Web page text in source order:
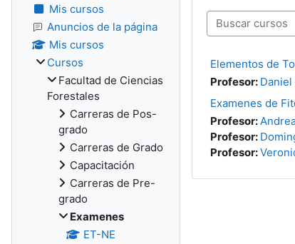
Buscar cursos
Elementos de
Profesor: Daniel
Examenes de
Profesor:
Profesor:
Profesor:
Mis cursos
Anuncios de la página
Mis cursos
Cursos
Facultad de Ciencias
Forestales
Carreras de Pos-
grado
Carreras de Grado
Capacitación
Carreras de Pre-
grado
Examenes
ET-NE